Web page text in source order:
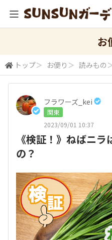
お
トップ＞ お便り ＞ 読みもの
フラワーズ_kei
関東
2023/09/01 10:37
《検証！》ねばニ
の？